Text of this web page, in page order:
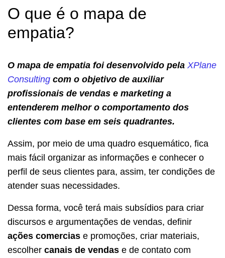
O que é o mapa de
empatia?
O mapa de empatia foi desenvolvido pela XPlane
Consulting com o objetivo de auxiliar
profissionais de vendas e marketing a
entenderem melhor o comportamento dos
clientes com base em seis quadrantes.
Assim, por meio de uma quadro esquemático, fica
mais fácil organizar as informações e conhecer o
perfil de seus clientes para, assim, ter condições de
atender suas necessidades.
Dessa forma, você terá mais subsídios para criar
discursos e argumentações de vendas, definir
ações comercias e promoções, criar materiais,
escolher canais de vendas e de contato com